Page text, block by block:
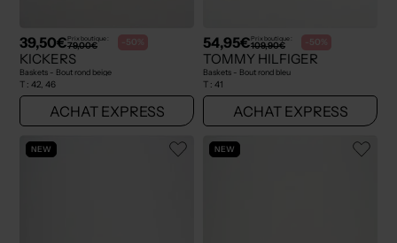
39,50€Prix boutique :
79,00€ -50%
KICKERS
Baskets - Bout rond beige
T : 42, 46
ACHAT EXPRESS
54,95€Prix boutique :
109,90€ -50%
TOMMY HILFIGER
Baskets - Bout rond bleu
T : 41
ACHAT EXPRESS
NEW NEW